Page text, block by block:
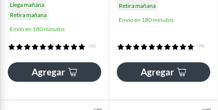
Llega mañana
Retira mañana
Envío en 180 minutos
(90)
Agregar
Retira mañana
Envío en 180 minutos
(99)
Agregar